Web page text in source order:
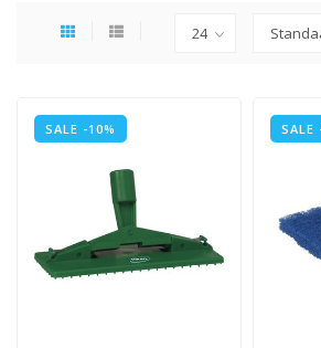
SALE -10% SALE